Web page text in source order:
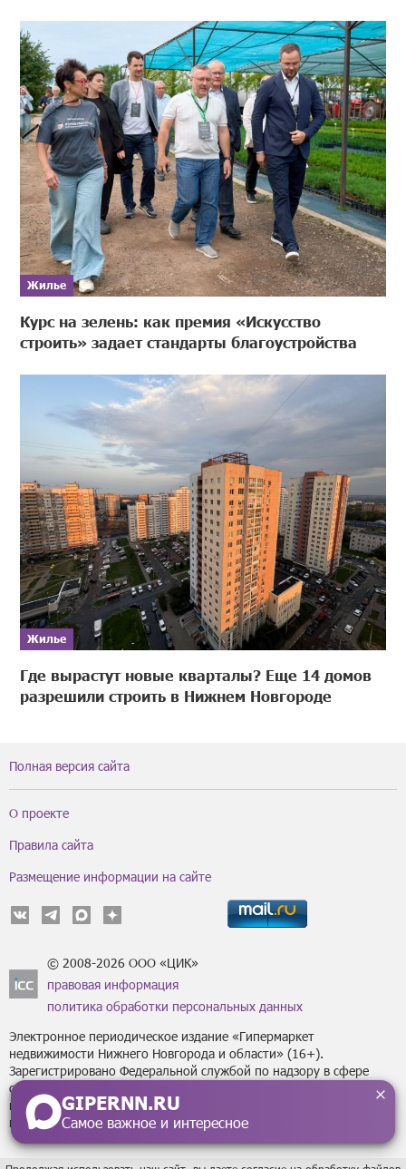
Жилье
Курс на зелень: как премия «Искусство
строить» задает стандарты благоустройства
Жилье
Где вырастут новые кварталы? Еще 14 домов
разрешили строить в Нижнем Новгороде
GIPERNN.RU
Самое важное и интересное
Полная версия сайта
О проекте
Правила сайта
Размещение информации на сайте
© 2008-2026 ООО «ЦИК»
правовая информация
политика обработки персональных данных
Электронное периодическое издание «Гипермаркет
недвижимости Нижнего Новгорода и области» (16+).
Зарегистрировано Федеральной службой по надзору в сфере
связи, информационных технологий
и массовых коммуникаций (Роскомнадзор) за регистрационным
номером Эл № ФС77-43795 от 07 февраля 2011 г.